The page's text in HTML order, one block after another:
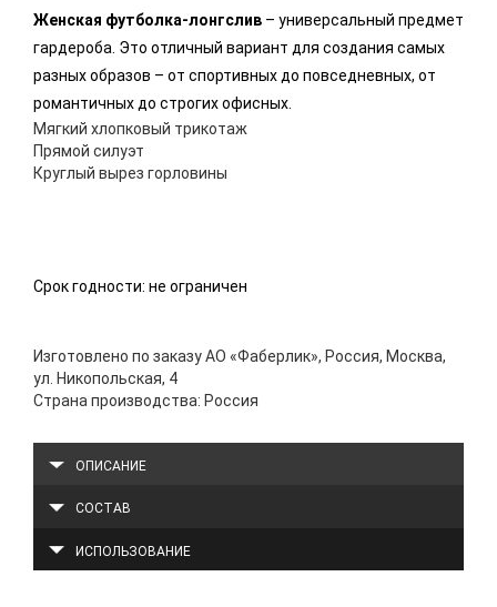
Женская футболка-лонгслив – универсальный предмет
гардероба. Это отличный вариант для создания самых
разных образов – от спортивных до повседневных, от
романтичных до строгих офисных.
Мягкий хлопковый трикотаж
Прямой силуэт
Круглый вырез горловины
Срок годности: не ограничен
Изготовлено по заказу АО «Фаберлик», Россия, Москва,
ул. Никопольская, 4
Страна производства: Россия
ОПИСАНИЕ
СОСТАВ
ИСПОЛЬЗОВАНИЕ